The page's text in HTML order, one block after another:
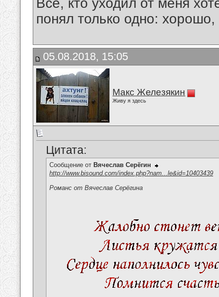
Все, кто уходил от меня
понял только одно:
05.08.2018, 15:05
Макс Железякин
Живу я здесь
Цитата:
Сообщение от Вячеслав Серёгин
http://www.bisound.com/index.php?nam...le&id=10403439
Романс от Вячеслав Серёгина